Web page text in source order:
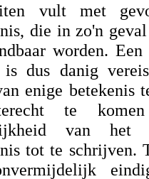
vult met
die in zo'n
worden.
is dus danig
enige betekenis
te
van het
tot te schrijven.